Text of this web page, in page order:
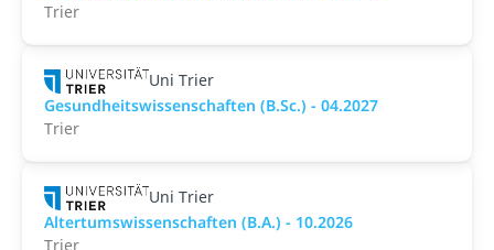
Trier
Uni Trier
Gesundheitswissenschaften (B.Sc.) - 04.2027
Trier
Uni Trier
Altertumswissenschaften (B.A.) - 10.2026
Trier